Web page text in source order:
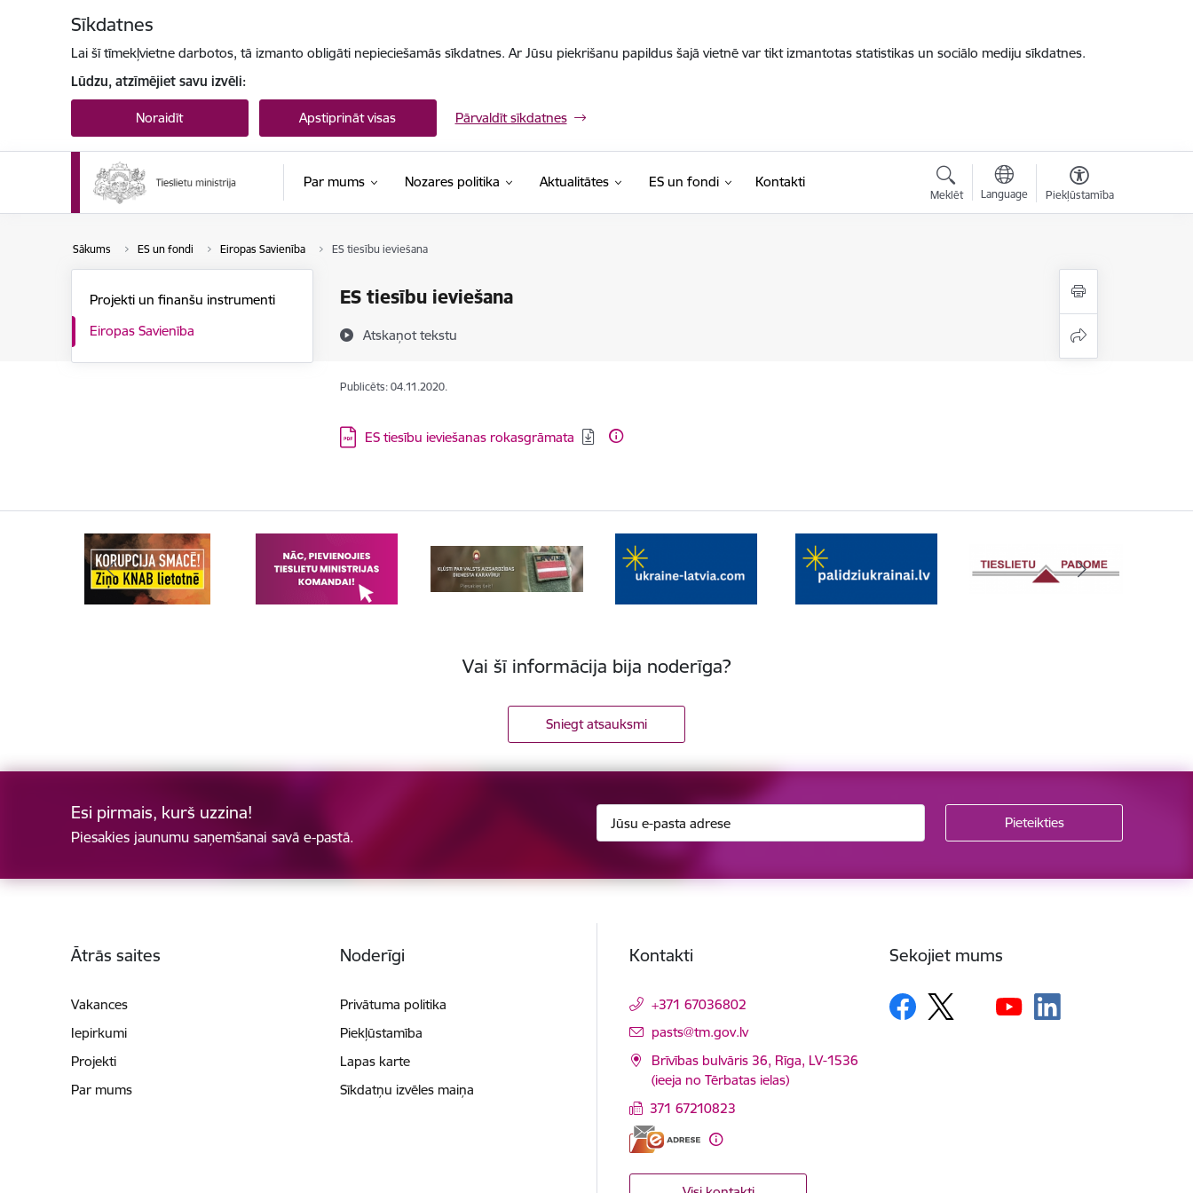
Sīkdatnes
Lai šī tīmekļvietne darbotos, tā izmanto obligāti nepieciešamās sīkdatnes. Ar Jūsu piekrišanu papildus šajā vietnē var tikt izmantotas statistikas un sociālo mediju sīkdatnes.
Lūdzu, atzīmējiet savu izvēli:
Noraidīt Apstiprināt visas Pārvaldīt sīkdatnes
Par mums Nozares politika Aktualitātes ES un fondi Kontakti
Meklēt Language Piekļūstamība
Sākums ES un fondi Eiropas Savienība ES tiesību ieviešana
ES tiesību ieviešana
Atskaņot tekstu
Projekti un finanšu instrumenti
Eiropas Savienība
Publicēts: 04.11.2020.
Lejupielādēt:
ES tiesību ieviešanas rokasgrāmata
Vai šī informācija bija noderīga?
Sniegt atsauksmi
Esi pirmais, kurš uzzina!
Piesakies jaunumu saņemšanai savā e-pastā.
Ātrās saites
Vakances
Iepirkumi
Projekti
Par mums
Noderīgi
Privātuma politika
Piekļūstamība
Lapas karte
Sīkdatņu izvēles maiņa
Kontakti
+371 67036802
E-pasts:
pasts@tm.gov.lv
Brīvības bulvāris 36, Rīga, LV-1536
(ieeja no Tērbatas ielas)
371 67210823
Sekojiet mums